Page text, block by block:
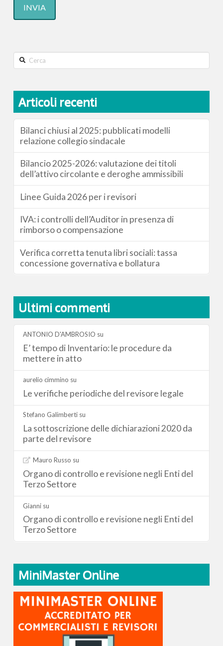
Search
Articoli recenti
Bilanci chiusi al 2025: pubblicati modelli
relazione collegio sindacale
Bilancio 2025-2026: valutazione dei titoli
dell’attivo circolante e deroghe ammissibili
Linee Guida 2026 per i revisori
IVA: i controlli dell’Auditor in presenza di
rimborso o compensazione
Verifica corretta tenuta libri sociali: tassa
concessione governativa e bollatura
Ultimi commenti
ANTONIO D'AMBROSIO su
E’ tempo di Inventario: le procedure da
mettere in atto
aurelio cimmino su
Le verifiche periodiche del revisore legale
Stefano Galimberti su
La sottoscrizione delle dichiarazioni 2020 da
parte del revisore
Mauro Russo su
Organo di controllo e revisione negli Enti del
Terzo Settore
Gianni su
Organo di controllo e revisione negli Enti del
Terzo Settore
MiniMaster Online